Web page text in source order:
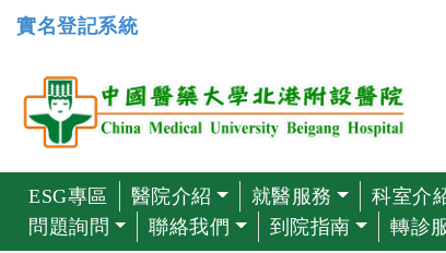
實名登記系統
ESG專區 醫院介紹 就醫服務 科室介
問題詢問
聯絡我們 到院指南 轉診